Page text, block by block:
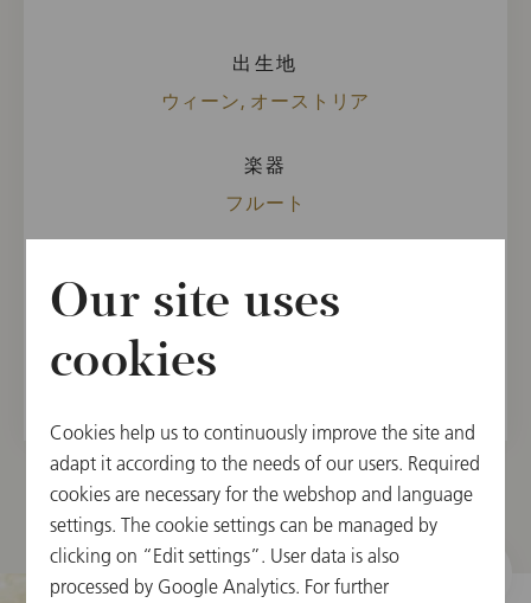
出生地
ウィーン, オーストリア
楽器
フルート
ウィーン国立歌劇場管弦楽団, 2005
ウィーン・フィルハーモニー管弦楽団, 2008
Our site uses
cookies
Cookies help us to continuously improve the site and
adapt it according to the needs of our users. Required
cookies are necessary for the webshop and language
settings. The cookie settings can be managed by
clicking on “Edit settings”. User data is also
processed by Google Analytics. For further